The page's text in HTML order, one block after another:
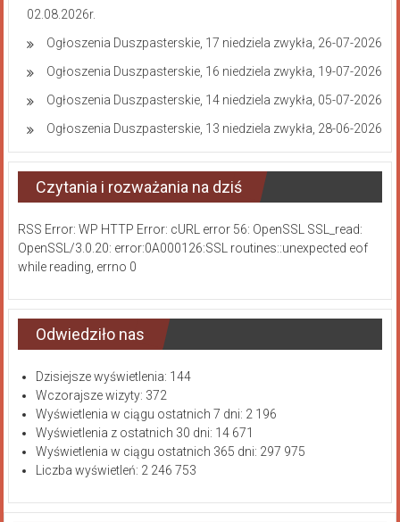
02.08.2026r.
Ogłoszenia Duszpasterskie, 17 niedziela zwykła, 26-07-2026
Ogłoszenia Duszpasterskie, 16 niedziela zwykła, 19-07-2026
Ogłoszenia Duszpasterskie, 14 niedziela zwykła, 05-07-2026
Ogłoszenia Duszpasterskie, 13 niedziela zwykła, 28-06-2026
Czytania i rozważania na dziś
RSS Error: WP HTTP Error: cURL error 56: OpenSSL SSL_read:
OpenSSL/3.0.20: error:0A000126:SSL routines::unexpected eof
while reading, errno 0
Odwiedziło nas
Dzisiejsze wyświetlenia: 144
Wczorajsze wizyty: 372
Wyświetlenia w ciągu ostatnich 7 dni: 2 196
Wyświetlenia z ostatnich 30 dni: 14 671
Wyświetlenia w ciągu ostatnich 365 dni: 297 975
Liczba wyświetleń: 2 246 753